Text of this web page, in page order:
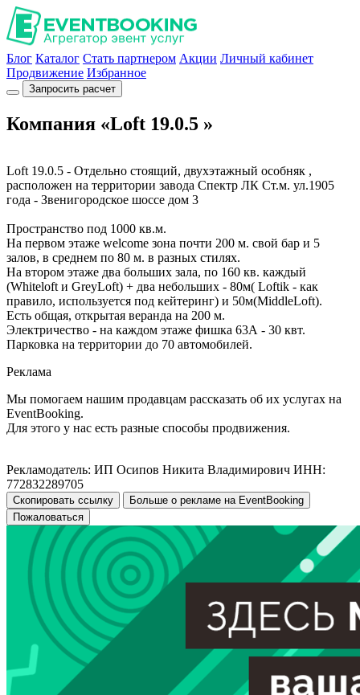
Блог Каталог Стать партнером Акции Личный кабинет
Продвижение Избранное
Запросить расчет
Компания «Loft 19.0.5 »
Loft 19.0.5 - Отдельно стоящий, двухэтажный особняк ,
расположен на территории завода Спектр ЛК Ст.м. ул.1905
года - Звенигородское шоссе дом 3
Пространство под 1000 кв.м.
На первом этаже welcome зона почти 200 м. свой бар и 5
залов, в среднем по 80 м. в разных стилях.
На втором этаже два больших зала, по 160 кв. каждый
(Whiteloft и GreyLoft) + два небольших - 80м( Loftik - как
правило, используется под кейтеринг) и 50м(MiddleLoft).
Есть общая, открытая веранда на 200 м.
Электричество - на каждом этаже фишка 63А - 30 квт.
Парковка на территории до 70 автомобилей.
Реклама
Мы помогаем нашим продавцам рассказать об их услугах на
EventBooking.
Для этого у нас есть разные способы продвижения.
Рекламодатель: ИП Осипов Никита Владимирович ИНН:
772832289705
Скопировать ссылку
Больше о рекламе на EventBooking
Пожаловаться